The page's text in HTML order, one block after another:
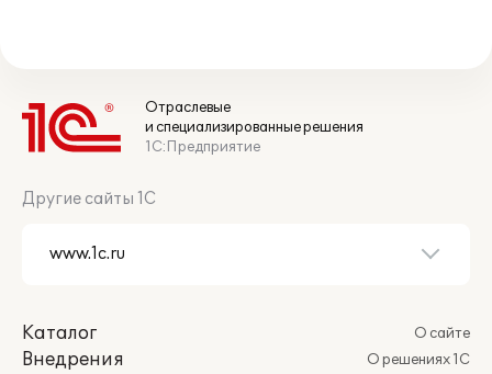
Отраслевые
и специализированные решения
1С:Предприятие
Другие сайты 1С
Каталог
Внедрения
О сайте
О решениях 1С